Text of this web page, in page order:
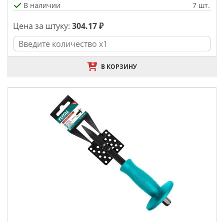
В наличии
7 шт.
Цена за штуку: 304.17 ₽
В КОРЗИНУ